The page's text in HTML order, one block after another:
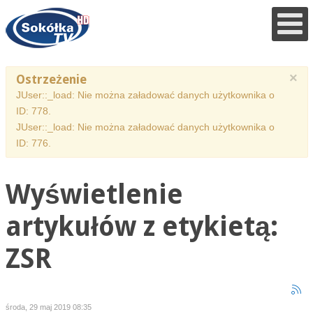
×
Ostrzeżenie
JUser::_load: Nie można załadować danych użytkownika o
ID: 778.
JUser::_load: Nie można załadować danych użytkownika o
ID: 776.
Wyświetlenie
artykułów z etykietą:
ZSR
środa, 29 maj 2019 08:35